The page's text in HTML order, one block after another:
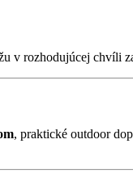
v rozhodujúcej chvíli
, praktické outdoor